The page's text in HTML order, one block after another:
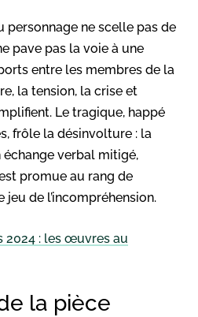
personnage ne scelle pas de
pave pas la voie à une
entre les membres de la
la tension, la crise et
Le tragique, happé
frôle la désinvolture : la
échange verbal mitigé,
promue au rang de
de l’incompréhension.
2024 : les œuvres au
la pièce